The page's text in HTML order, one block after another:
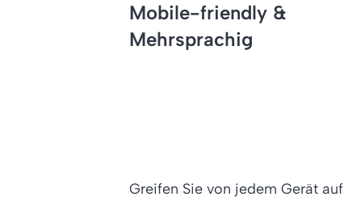
Mobile-friendly &
Mehrsprachig
Greifen Sie von jedem Gerät auf